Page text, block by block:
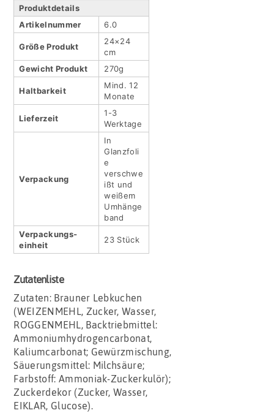
Produktdetails
Artikel­nummer
6.0
Größe Produkt
24×24
cm
Gewicht Produkt
270g
Haltbar­keit
Mind. 12
Monate
Lieferzeit
1-3
Werktage
Verpackung
In
Glanzfoli
e
verschwe
ißt und
weißem
Umhänge
band
Verpackungs­
einheit
23 Stück
Zutatenliste
Zutaten: Brauner Lebkuchen
(WEIZENMEHL, Zucker, Wasser,
ROGGENMEHL, Backtriebmittel:
Ammoniumhydrogencarbonat,
Kaliumcarbonat; Gewürzmischung,
Säuerungsmittel: Milchsäure;
Farbstoff: Ammoniak-Zuckerkulör);
Zuckerdekor (Zucker, Wasser,
EIKLAR, Glucose).